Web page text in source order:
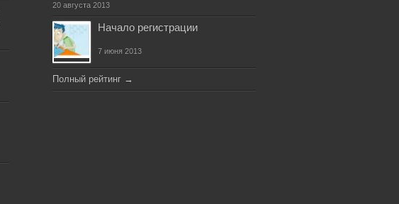
20 августа 2013
Начало регистрации
7 июня 2013
Полный рейтинг →